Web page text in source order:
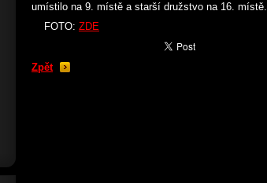
umístilo na 9. místě a starší družstvo na 16. místě.
FOTO: ZDE
Zpět